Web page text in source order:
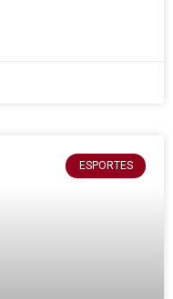
ESPORTES